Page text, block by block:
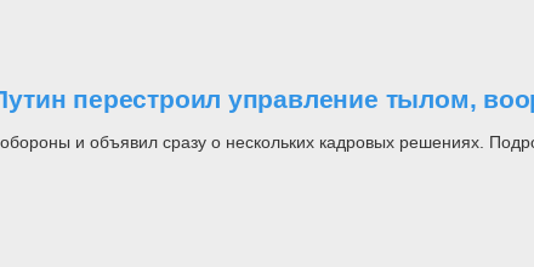
перестроил управление тылом,
и объявил сразу о нескольких кадровых решениях.